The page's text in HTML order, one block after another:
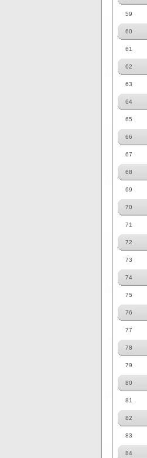
59
60
61
62
63
64
65
66
67
68
69
70
71
72
73
74
75
76
77
78
79
80
81
82
83
84